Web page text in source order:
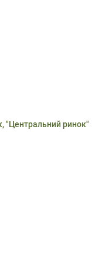
"Центральний ринок"